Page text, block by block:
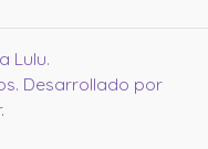
Lulu.
Desarrollado por
.